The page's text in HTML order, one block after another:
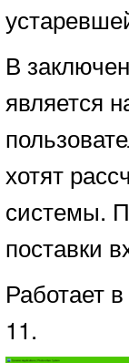
В
является
хотят
системы.
поставки
Работает
11.